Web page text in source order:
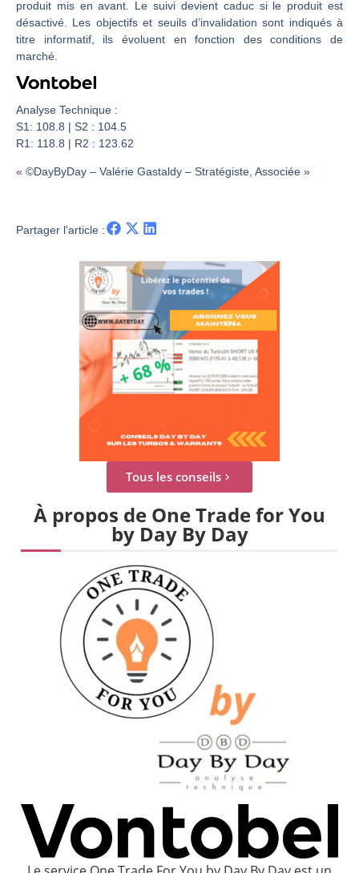
Une inertie haussière qui ralentit | Antoine Quesada – Chrono CAC
produit mis en avant. Le suivi devient caduc si le produit est
désactivé. Les objectifs et seuils d’invalidation sont indiqués à
titre informatif, ils évoluent en fonction des conditions de
marché.
Analyse Technique :
S1: 108.8 | S2 : 104.5
R1: 118.8 | R2 : 123.62
« ©DayByDay – Valérie Gastaldy – Stratégiste, Associée »
Partager l'article :
Tous les conseils
À propos de One Trade for You
by Day By Day